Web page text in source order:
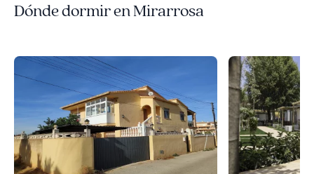
Dónde dormir en Mirarrosa